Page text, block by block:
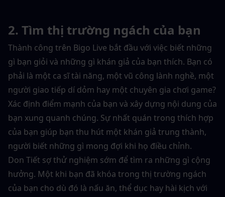
2. Tìm thị trường ngách của bạn
Thành công trên Bigo Live bắt đầu với việc biết những
gì bạn giỏi và những gì khán giả của bạn thích. Bạn có
phải là một ca sĩ tài năng, một vũ công lành nghề, một
người giao tiếp dí dỏm hay một chuyên gia chơi game?
Xác định điểm mạnh của bạn và xây dựng nội dung của
bạn xung quanh chúng. Sự nhất quán trong thích hợp
của bạn giúp bạn thu hút một khán giả trung thành,
người biết những gì mong đợi khi họ điều chỉnh.
Don Tiết sợ thử nghiệm sớm để tìm ra những gì cộng
hưởng. Một khi bạn đã khóa trong thị trường ngách
của bạn cho dù đó là nấu ăn, thể dục hay hài kịch với